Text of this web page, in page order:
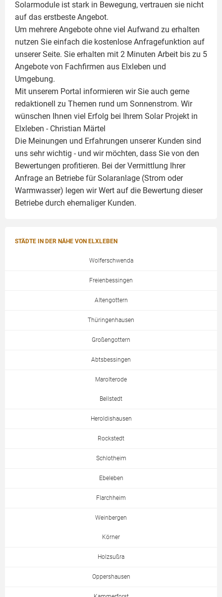
Solarmodule ist stark in Bewegung, vertrauen sie nicht
auf das erstbeste Angebot.
Um mehrere Angebote ohne viel Aufwand zu erhalten
nutzen Sie einfach die kostenlose Anfragefunktion auf
unserer Seite. Sie erhalten mit 2 Minuten Arbeit bis zu 5
Angebote von Fachfirmen aus Elxleben und
Umgebung.
Mit unserem Portal informieren wir Sie auch gerne
redaktionell zu Themen rund um Sonnenstrom. Wir
wünschen Ihnen viel Erfolg bei Ihrem Solar Projekt in
Elxleben - Christian Märtel
Die Meinungen und Erfahrungen unserer Kunden sind
uns sehr wichtig - und wir möchten, dass Sie von den
Bewertungen profitieren. Bei der Vermittlung Ihrer
Anfrage an Betriebe für Solaranlage (Strom oder
Warmwasser) legen wir Wert auf die Bewertung dieser
Betriebe durch ehemaliger Kunden.
STÄDTE IN DER NÄHE VON ELXLEBEN
Wolferschwenda
Freienbessingen
Altengottern
Thüringenhausen
Großengottern
Abtsbessingen
Marolterode
Bellstedt
Heroldishausen
Rockstedt
Schlotheim
Ebeleben
Flarchheim
Weinbergen
Körner
Holzsußra
Oppershausen